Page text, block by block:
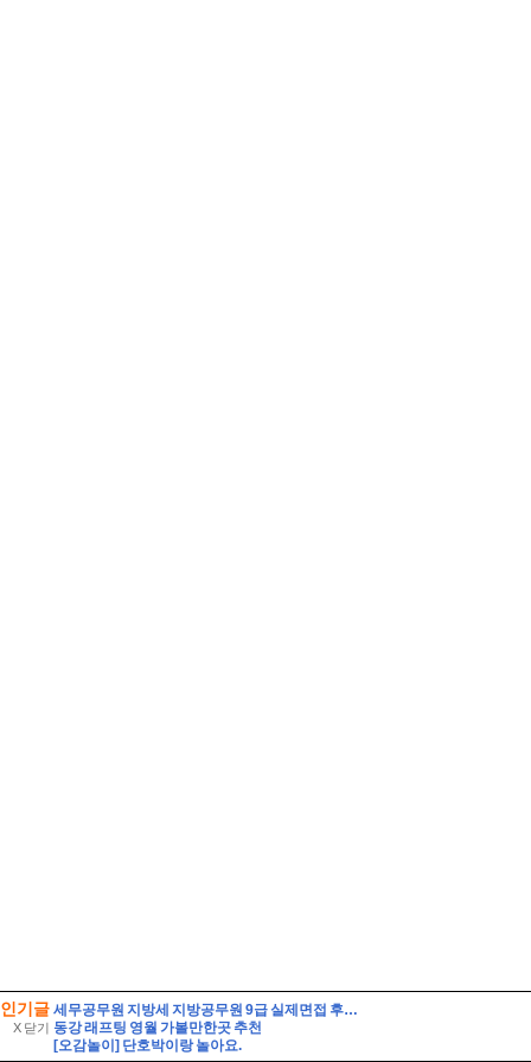
인기글
X 닫기
세무공무원 지방세 지방공무원 9급 실제면접 후기] 지방세 9급 지방공무원 면접 (지방공무원 9급 지방세 실제 수험자 8인의 생생한 면접 후기)
동강 래프팅 영월 가볼만한곳 추천
[오감놀이] 단호박이랑 놀아요.